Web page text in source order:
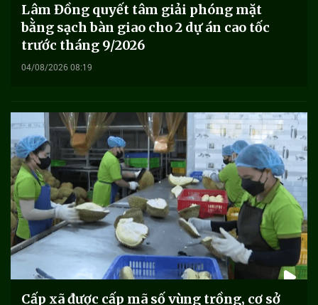
Lâm Đồng quyết tâm giải phóng mặt
bằng sạch bàn giao cho 2 dự án cao tốc
trước tháng 9/2026
04/08/2026 08:19
Cấp xã được cấp mã số vùng trồng, cơ sở